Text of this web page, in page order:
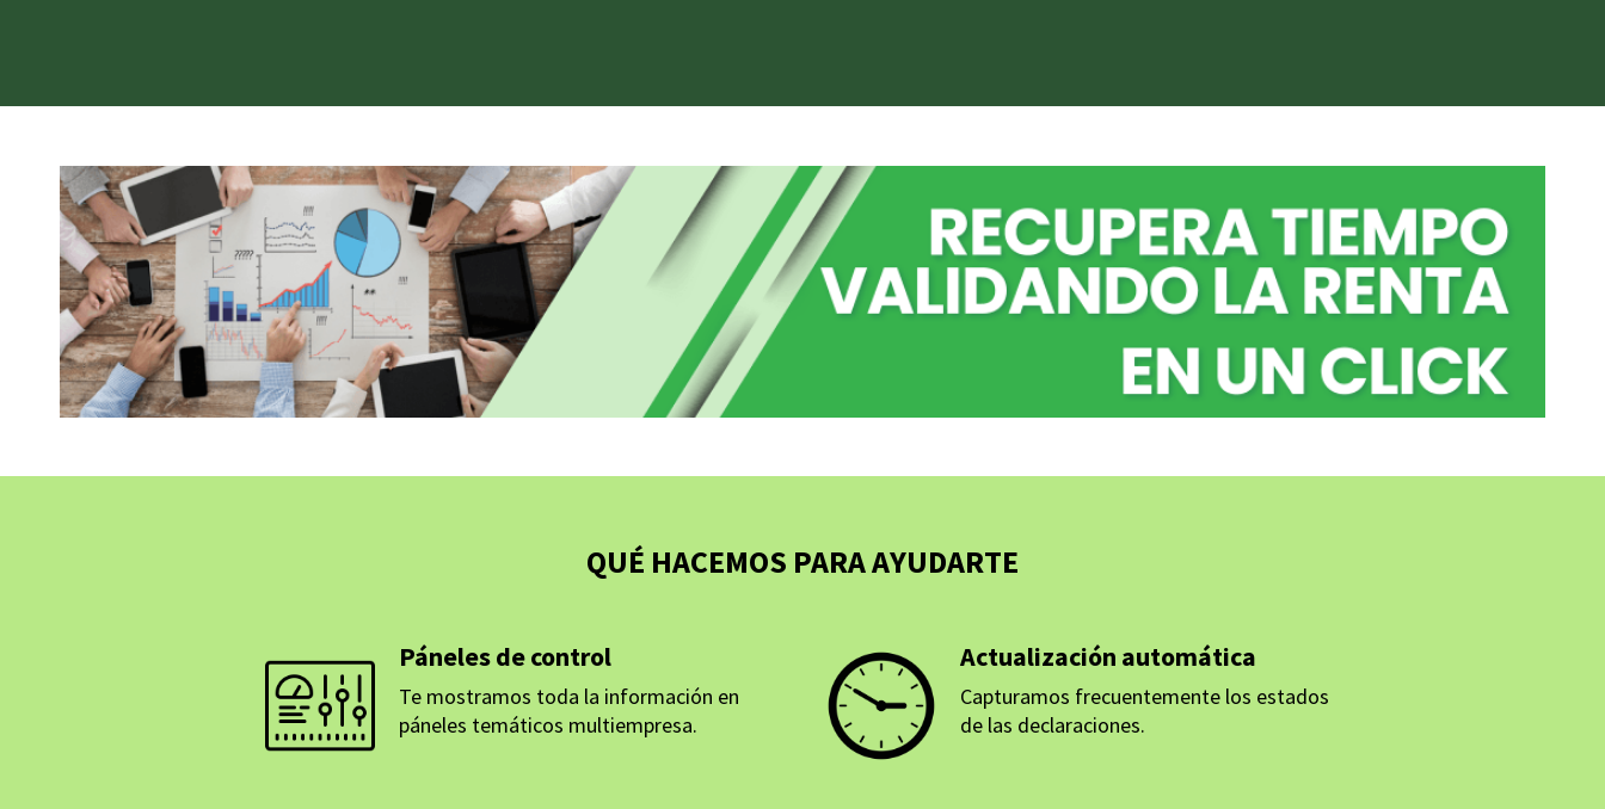
QUÉ HACEMOS PARA AYUDARTE
Páneles de control
Te mostramos toda la información en
páneles temáticos multiempresa.
Actualización automática
Capturamos frecuentemente los estados
de las declaraciones.